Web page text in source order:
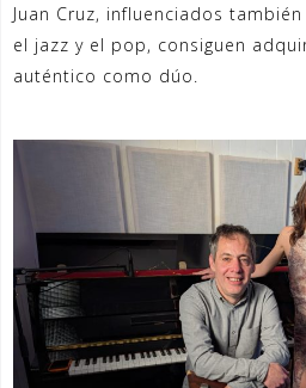
Juan Cruz, influenciados
el jazz y el pop, consiguen
auténtico como dúo.